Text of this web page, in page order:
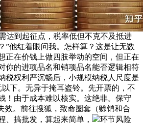
达到起征点，税率低但不克不及抵进
”他红着眼问我。怎样算？这是让无数
正在价钱上做四肢举动的空间，但正在
你的进项品名和销项品名能否逻辑相符
税权利严沉畅后，小规模纳税人尺度是
下。无异于掩耳盗铃。先开票的，不
！由于成本难以核实。这绝非。保守
效。前往搜狐，致命圈套（赊销和合
、搞批发，算起来简单，
环节风险